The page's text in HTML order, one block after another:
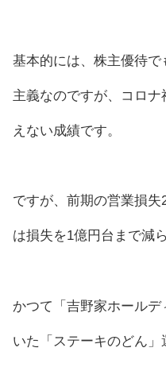
基本的には、株主優待
主義なのですが、コロ
えない成績です。
ですが、前期の営業損
は損失を1億円台まで減
かつて「吉野家ホール
いた「ステーキのどん